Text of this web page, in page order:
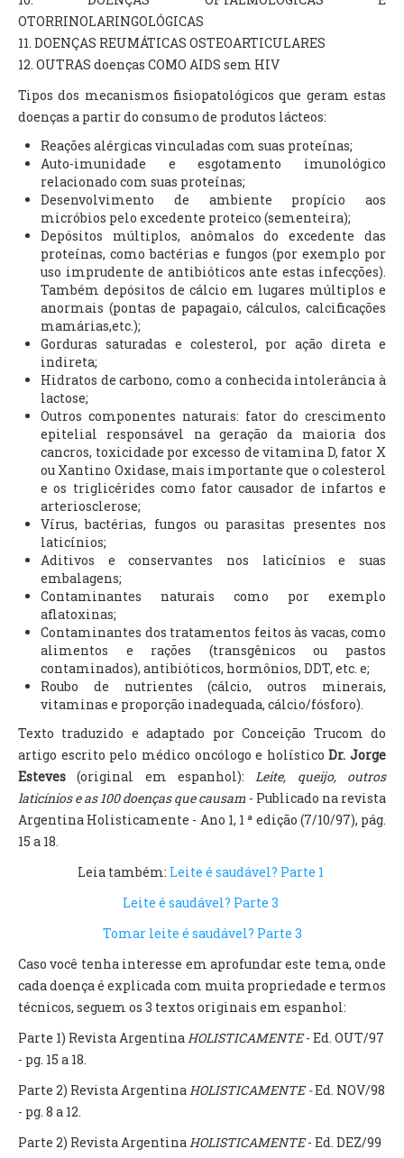
OTORRINOLARINGOLÓGICAS
11. DOENÇAS REUMÁTICAS OSTEOARTICULARES
12. OUTRAS doenças COMO AIDS sem HIV
Tipos dos mecanismos fisiopatológicos que geram estas
doenças a partir do consumo de produtos lácteos:
Reações alérgicas vinculadas com suas proteínas;
Auto-imunidade e esgotamento imunológico
relacionado com suas proteínas;
Desenvolvimento de ambiente propício aos
micróbios pelo excedente proteico (sementeira);
Depósitos múltiplos, anômalos do excedente das
proteínas, como bactérias e fungos (por exemplo por
uso imprudente de antibióticos ante estas infecções).
Também depósitos de cálcio em lugares múltiplos e
anormais (pontas de papagaio, cálculos, calcificações
mamárias,etc.);
Gorduras saturadas e colesterol, por ação direta e
indireta;
Hidratos de carbono, como a conhecida intolerância à
lactose;
Outros componentes naturais: fator do crescimento
epitelial responsável na geração da maioria dos
cancros, toxicidade por excesso de vitamina D, fator X
ou Xantino Oxidase, mais importante que o colesterol
e os triglicérides como fator causador de infartos e
arteriosclerose;
Vírus, bactérias, fungos ou parasitas presentes nos
laticínios;
Aditivos e conservantes nos laticínios e suas
embalagens;
Contaminantes naturais como por exemplo
aflatoxinas;
Contaminantes dos tratamentos feitos às vacas, como
alimentos e rações (transgênicos ou pastos
contaminados), antibióticos, hormônios, DDT, etc. e;
Roubo de nutrientes (cálcio, outros minerais,
vitaminas e proporção inadequada, cálcio/fósforo).
Texto traduzido e adaptado por Conceição Trucom do
artigo escrito pelo médico oncólogo e holísticoDr. Jorge
Esteves (original em espanhol):Leite, queijo, outros
laticínios e as 100 doenças que causam - Publicado na revista
Argentina Holisticamente - Ano 1, 1 ª edição (7/10/97), pág.
15 a 18.
Leia também: Leite é saudável? Parte 1
Leite é saudável? Parte 3
Tomar leite é saudável? Parte 3
Caso você tenha interesse em aprofundar este tema, onde
cada doença é explicada com muita propriedade e termos
técnicos, seguem os 3 textos originais em espanhol:
Parte 1) Revista ArgentinaHOLISTICAMENTE- Ed. OUT/97
- pg. 15 a 18.
Parte 2) Revista ArgentinaHOLISTICAMENTE -Ed. NOV/98
- pg. 8 a 12.
Parte 2) Revista ArgentinaHOLISTICAMENTE- Ed. DEZ/99